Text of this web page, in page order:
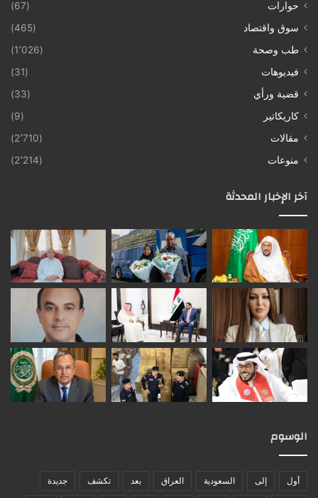
حوارات
(67)
سوق واقتصاد
(465)
طب وصحة
(1٬026)
فيديوهات
(31)
قضية ورأي
(33)
كاريكاتير
(9)
مقالات
(2٬710)
منوعات
(2٬214)
آخر الإخبار المحدثة
الوسوم
أول إلى السعودية العراق بعد تكشف جديدة